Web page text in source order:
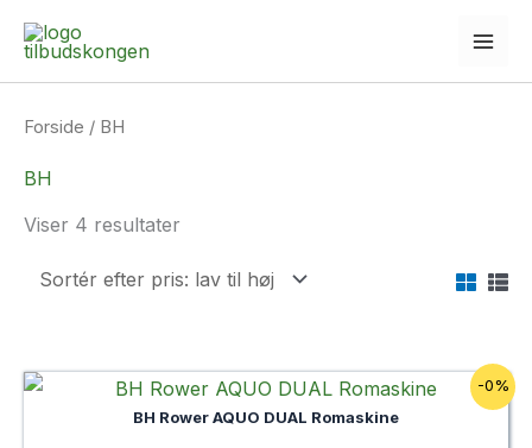
indholdet
Forside / BH
BH
Viser 4 resultater
lav
-0%
BH Rower AQUO DUAL Romaskine